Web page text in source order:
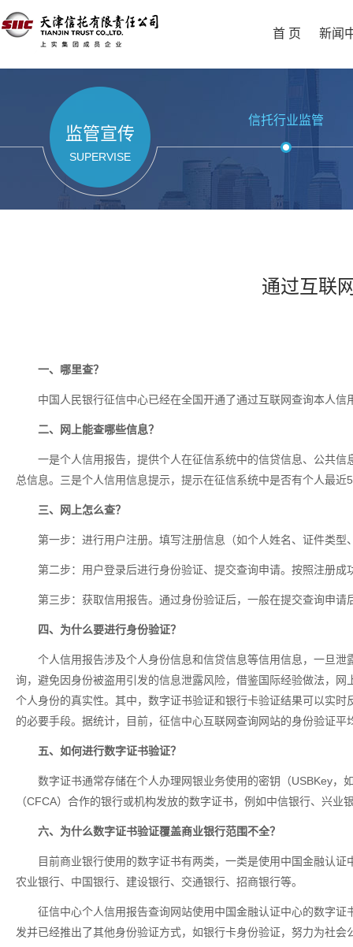
首 页 新闻
监管宣传
SUPERVISE
信托行业监管
通过互联
一、哪里查？
中国人民银行征信中心已经在全国开通了通过互联网查询本人信
二、网上能查哪些信息？
一是个人信用报告，提供个人在征信系统中的信贷信息、公共
总信息。三是个人信用信息提示，提示在征信系统中是否有个人最
三、网上怎么查？
第一步：进行用户注册。填写注册信息（如个人姓名、证件类
第二步：用户登录后进行身份验证、提交查询申请。按照注册
第三步：获取信用报告。通过身份验证后，一般在提交查询申
四、为什么要进行身份验证？
个人信用报告涉及个人身份信息和信贷信息等信用信息，一旦
询，避免因身份被盗用引发的信息泄露风险，借鉴国际经验做法，
个人身份的真实性。其中，数字证书验证和银行卡验证结果可以实
的必要手段。据统计，目前，征信中心互联网查询网站的身份验证平
五、如何进行数字证书验证？
数字证书通常存储在个人办理网银业务使用的密钥（USBKey
（CFCA）合作的银行或机构发放的数字证书，例如中信银行、兴
六、为什么数字证书验证覆盖商业银行范围不全？
目前商业银行使用的数字证书有两类，一类是使用中国金融认
农业银行、中国银行、建设银行、交通银行、招商银行等。
征信中心个人信用报告查询网站使用中国金融认证中心的数字
发并已经推出了其他身份验证方式，如银行卡身份验证，努力为社